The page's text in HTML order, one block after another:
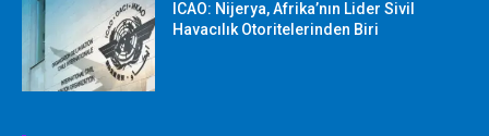
ICAO: Nijerya, Afrika’nın Lider Sivil
Havacılık Otoritelerinden Biri